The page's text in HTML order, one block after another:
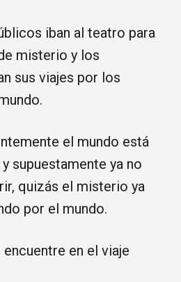
iban al teatro para
misterio y los
sus viajes por los
el mundo está
supuestamente ya no
quizás el misterio ya
por el mundo.
en el viaje